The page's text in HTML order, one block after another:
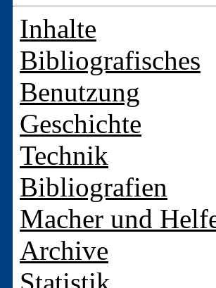
Inhalte
Bibliografisches
Benutzung
Geschichte
Technik
Bibliografien
Macher und
Archive
Statistik